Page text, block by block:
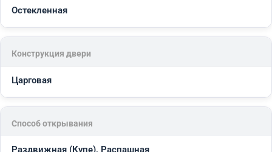
Остекленная
Конструкция двери
Царговая
Способ открывания
Раздвижная (Купе), Распашная